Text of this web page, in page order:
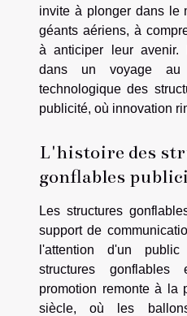
invite à plonger dans le
géants aériens, à
à anticiper leur avenir.
dans un voyage
technologique des
publicité, où innovation
L'histoire des
gonflables
Les structures
support de
l'attention d'un
structures
promotion remonte à la
siècle, où les